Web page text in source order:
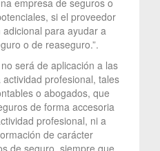
si el proveedor
para ayudar a
o de reaseguro.”.
será de aplicación a las
profesional, tales
o abogados, que
de forma accesoria
profesional, ni a
de carácter
de seguro, siempre que